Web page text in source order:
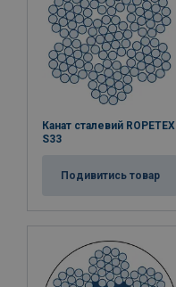
Канат сталевий ROPETEX
S33
Подивитись товар